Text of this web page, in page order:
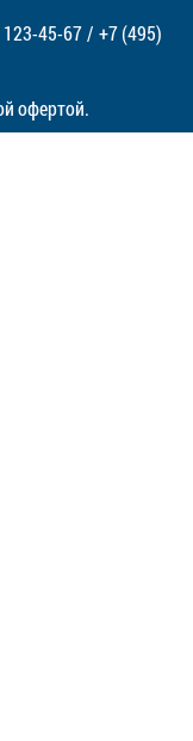
123-45-67/ +7 (495)
офертой.